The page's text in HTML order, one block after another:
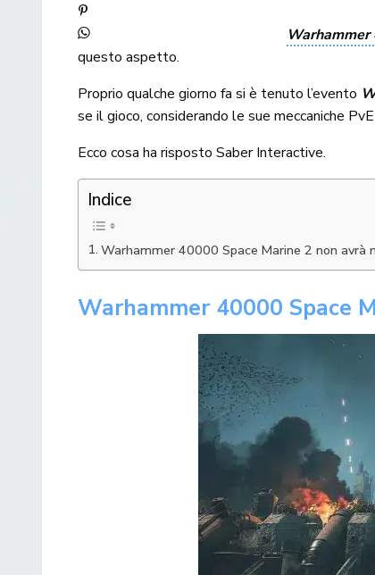
questo aspetto.
Proprio qualche giorno fa si è tenuto l’evento
se il gioco, considerando le sue meccaniche
Ecco cosa ha risposto Saber Interactive.
Indice
Warhammer 40000 Space Marine 2 non avrà
Warhammer 40000 Space